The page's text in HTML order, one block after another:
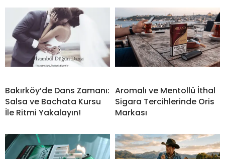
Bakırköy’de Dans Zamanı:
Salsa ve Bachata Kursu
İle Ritmi Yakalayın!
Aromalı ve Mentollü İthal
Sigara Tercihlerinde Oris
Markası